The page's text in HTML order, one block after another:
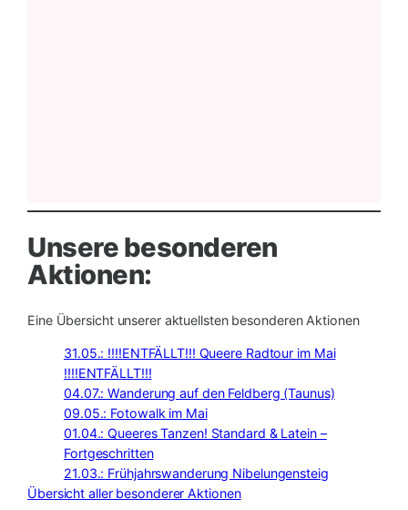
Unsere besonderen
Aktionen:
Eine Übersicht unserer aktuellsten besonderen Aktionen
31.05.: !!!!ENTFÄLLT!!! Queere Radtour im Mai
!!!!ENTFÄLLT!!!
04.07.: Wanderung auf den Feldberg (Taunus)
09.05.: Fotowalk im Mai
01.04.: Queeres Tanzen! Standard & Latein –
Fortgeschritten
21.03.: Frühjahrswanderung Nibelungensteig
Übersicht aller besonderer Aktionen